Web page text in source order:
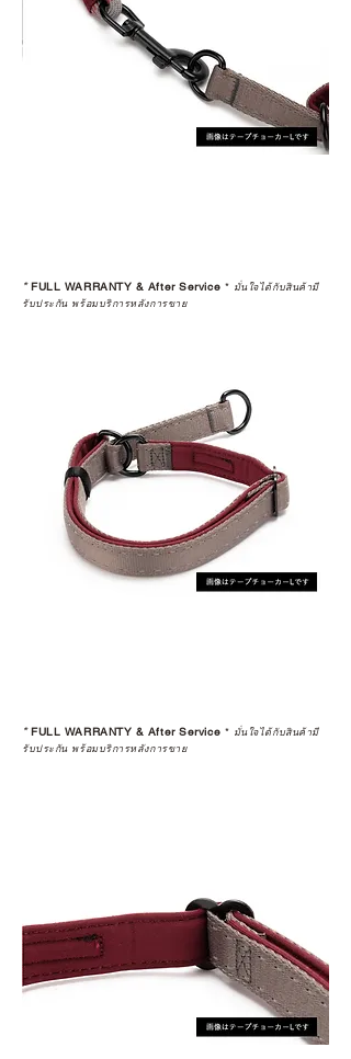
*FULL WARRANTY & After Service * มั่นใจได้กับสินค้ามี
รับประกัน พร้อมบริการหลังการขาย
*FULL WARRANTY & After Service * มั่นใจได้กับสินค้ามี
รับประกัน พร้อมบริการหลังการขาย